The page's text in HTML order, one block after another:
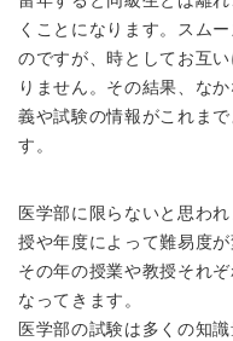
くことになります。スム
のですが、時としてお互
りません。その結果、な
義や試験の情報がこれま
す。
医学部に限らないと思わ
授や年度によって難易度
その年の授業や教授それ
なってきます。
医学部の試験は多くの知